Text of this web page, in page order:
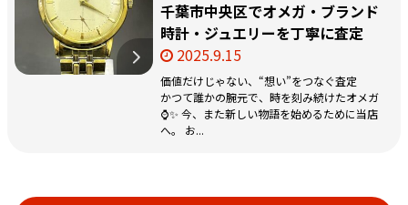
千葉市中央区でオメガ・ブランド
時計・ジュエリーを丁寧に査定
2025.9.15
価値だけじゃない、“想い”をつなぐ査定
かつて誰かの腕元で、時を刻み続けたオメガ
⌚️✨ 今、また新しい物語を始めるために当店
へ。 お...